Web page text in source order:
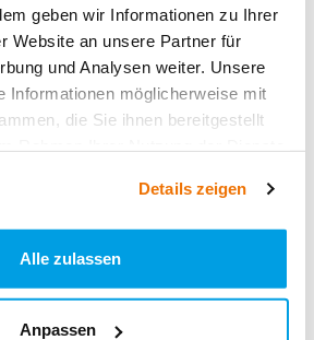
geben wir Informationen zu Ihrer
Website an unsere Partner für
und Analysen weiter. Unsere
Informationen möglicherweise mit
die Sie ihnen bereitgestellt
Details zeigen
Alle zulassen
Anpassen